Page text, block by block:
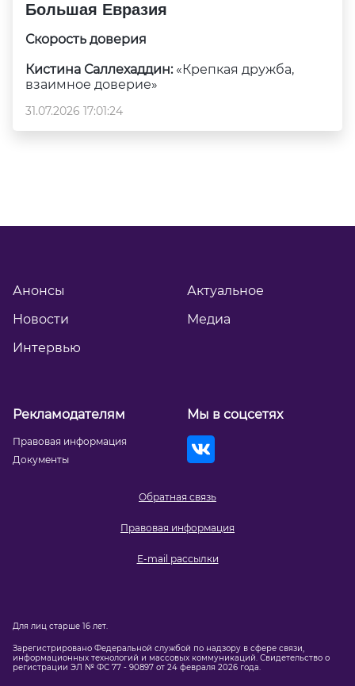
Большая Евразия
Скорость доверия
Кистина Саллехаддин:«Крепкая дружба,
взаимное доверие»
31.07.2026 17:01:24
Анонсы
Новости
Интервью
Актуальное
Медиа
Обратная связь
Правовая информация
E-mail рассылки
Рекламодателям
Правовая информация
Документы
Мы в соцсетях
Для лиц старше 16 лет.
Зарегистрировано Федеральной службой по надзору в сфере связи,
информационных технологий и массовых коммуникаций. Свидетельство о
регистрации ЭЛ № ФС 77 - 90897 от 24 февраля 2026 года.